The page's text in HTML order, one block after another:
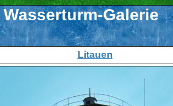
Wasserturm-Galerie
Litauen